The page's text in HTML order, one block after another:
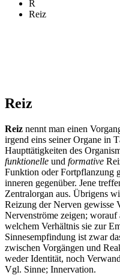
R
Reiz
Reiz
Reiz nennt man einen
irgend eins seiner Organe in
Haupttätigkeiten des
funktionelle und formative
Funktion oder Fortpflanzung
inneren gegenüber. Jene
Zentralorgan aus. Übrigens
Reizung der Nerven gewisse
Nervenströme zeigen; worauf
welchem Verhältnis sie zur
Sinnesempfindung ist zwar
zwischen Vorgängen und
weder Identität, noch
Vgl. Sinne; Innervation.